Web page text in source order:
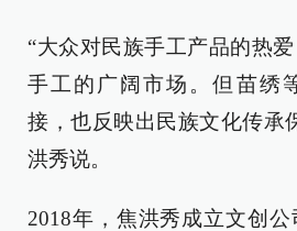
“大众对民族手工产品的热
手工的广阔市场。但苗绣
接，也反映出民族文化传承
洪秀说。
2018年，焦洪秀成立文创